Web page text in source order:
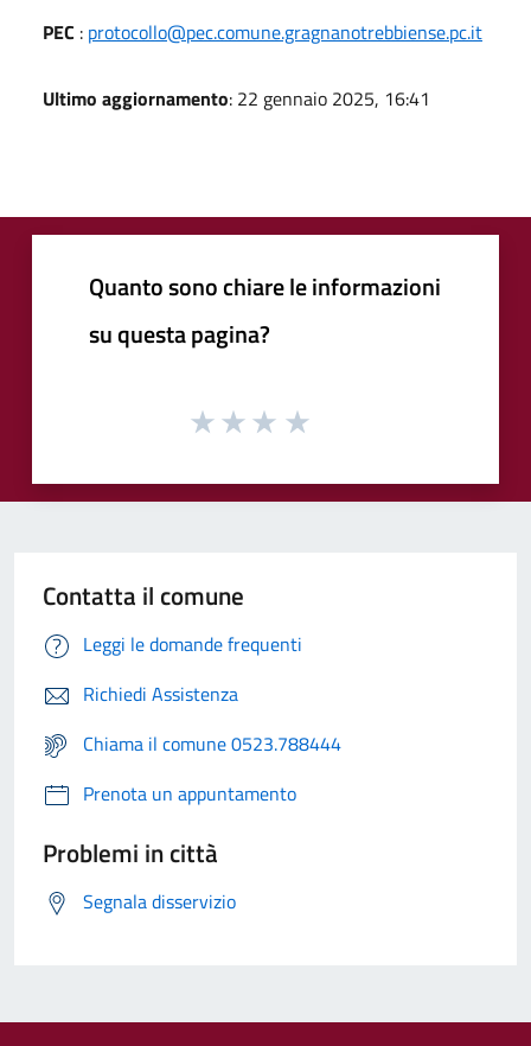
PEC : protocollo@pec.comune.gragnanotrebbiense.pc.it
Ultimo aggiornamento: 22 gennaio 2025, 16:41
Quanto sono chiare le informazioni
su questa pagina?
Contatta il comune
Leggi le domande frequenti
Richiedi Assistenza
Chiama il comune 0523.788444
Prenota un appuntamento
Problemi in città
Segnala disservizio